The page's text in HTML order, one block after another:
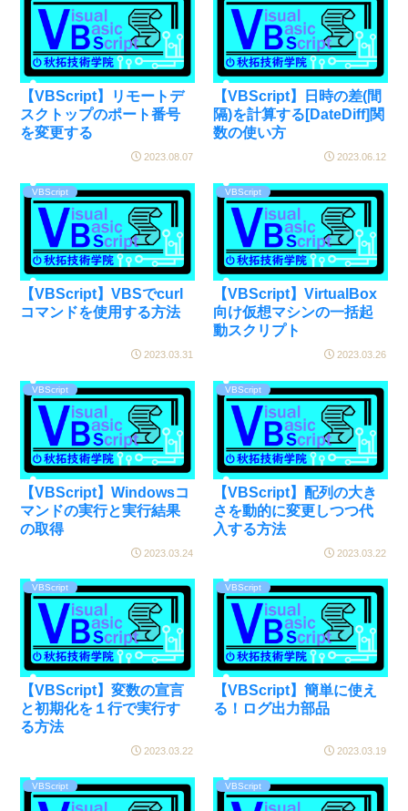
【VBScript】リモートデ
スクトップのポート番号
を変更する
2023.08.07
【VBScript】日時の差(間
隔)を計算する[DateDiff]関
数の使い方
2023.06.12
VBScript
【VBScript】VBSでcurl
コマンドを使用する方法
2023.03.31
VBScript
【VBScript】VirtualBox
向け仮想マシンの一括起
動スクリプト
2023.03.26
VBScript
【VBScript】Windowsコ
マンドの実行と実行結果
の取得
2023.03.24
VBScript
【VBScript】配列の大き
さを動的に変更しつつ代
入する方法
2023.03.22
VBScript
【VBScript】変数の宣言
と初期化を１行で実行す
る方法
2023.03.22
VBScript
【VBScript】簡単に使え
る！ログ出力部品
2023.03.19
VBScript VBScript